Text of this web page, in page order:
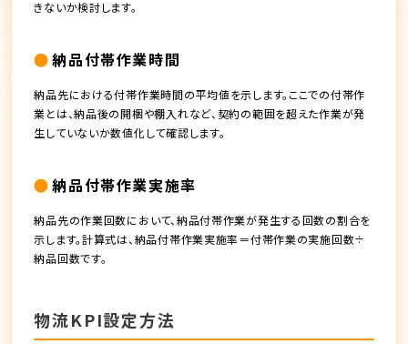
きないか検討します。
納品付帯作業時間
納品先における付帯作業時間の平均値を示します。ここでの付帯作
業とは、納品後の開梱や棚入れなど、契約の範囲を超えた作業が発
生していないか数値化して確認します。
納品付帯作業実施率
納品先の作業回数において、納品付帯作業が発生する回数の割合を
示します。計算式は、納品付帯作業実施率＝付帯作業の実施回数÷
納品回数です。
物流KPI設定方法